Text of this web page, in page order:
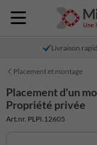
Livraison
Placement et montage
Placement d'un
Propriété privée
Art.nr. PLPI.12605